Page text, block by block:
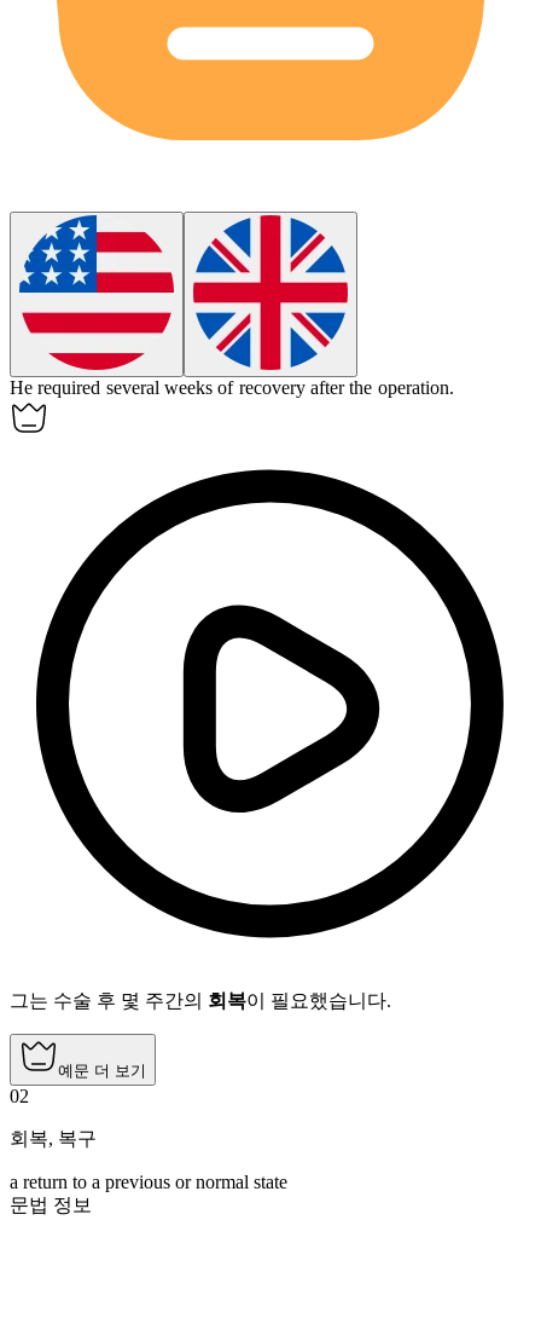
He required several weeks of recovery after the operation.
그는 수술 후 몇 주간의 회복이 필요했습니다.
예문 더 보기
02
회복, 복구
a return to a previous or normal state
문법 정보